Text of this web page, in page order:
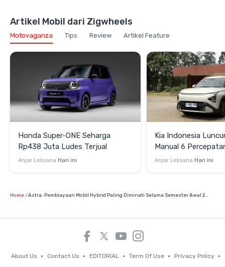
Artikel Mobil dari Zigwheels
Motovaganza Tips Review Artikel Feature
Honda Super-ONE Seharga
Rp438 Juta Ludes Terjual
Anjar Leksana Hari ini
Kia Indonesia
Manual 6
Rp269 Juta
Anjar Leksana Hari ini
Home Astra: Pembiayaan Mobil Hybrid Paling Diminati Selama Semester Awal 2025
About Us Contact Us EDITORIAL Term Of Use
Privacy Policy